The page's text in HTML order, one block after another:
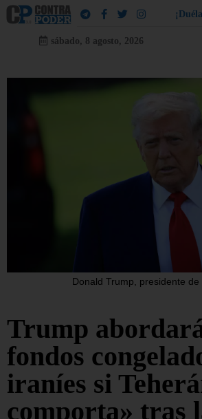
¡ Dué a
sábado, 8 agosto, 2026
Donald Trump, presidente de
Trump
fondos
iraníes si
comporta» tras